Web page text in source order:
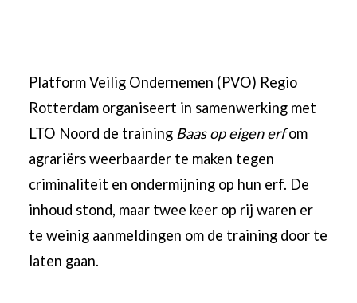
Platform Veilig Ondernemen (PVO) Regio
Rotterdam organiseert in samenwerking met
LTO Noord de training Baas op eigen erfom
agrariërs weerbaarder te maken tegen
criminaliteit en ondermijning op hun erf. De
inhoud stond, maar twee keer op rij waren er
te weinig aanmeldingen om de training door te
laten gaan.